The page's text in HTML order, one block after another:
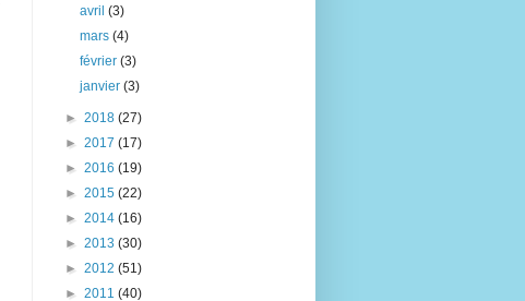
avril(3)
mars(4)
février(3)
janvier(3)
► 2018 (27)
► 2017 (17)
► 2016 (19)
► 2015 (22)
► 2014 (16)
► 2013 (30)
► 2012 (51)
► 2011 (40)